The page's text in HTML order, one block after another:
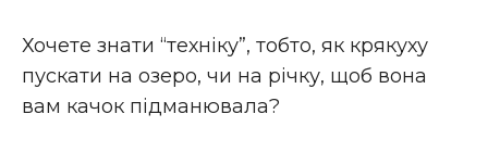
Хочете знати “технiку”, тобто, як крякуху
пускати на озеро, чи на рiчку, щоб вона
вам качок пiдманювала?